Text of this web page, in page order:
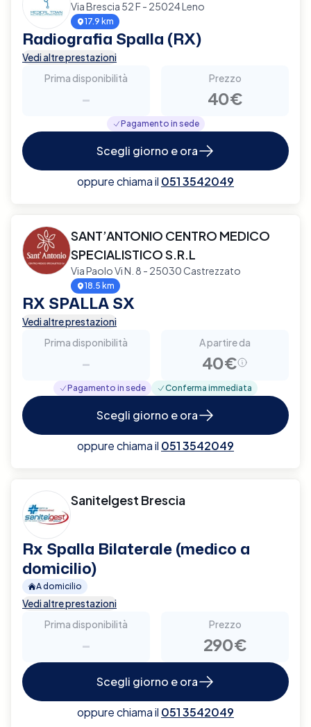
Via Brescia 52 F - 25024 Leno
17.9 km
Radiografia Spalla (RX)
Vedi altre prestazioni
Prima disponibilità
-
Prezzo
40€
Pagamento in sede
Scegli giorno e ora
oppure chiama il 051 3542049
SANT’ANTONIO CENTRO MEDICO
SPECIALISTICO S.R.L
Via Paolo Vi N. 8 - 25030 Castrezzato
18.5 km
RX SPALLA SX
Vedi altre prestazioni
Prima disponibilità
-
A partire da
40€
Pagamento in sede Conferma immediata
Scegli giorno e ora
oppure chiama il 051 3542049
Sanitelgest Brescia
Rx Spalla Bilaterale (medico a
domicilio)
A domicilio
Vedi altre prestazioni
Prima disponibilità
-
Prezzo
290€
Scegli giorno e ora
oppure chiama il 051 3542049